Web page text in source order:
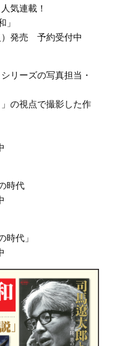
気連載！
」
）発売 予約受付中
リーズの写真担当・
の視点で撮影した作
時代
時代」